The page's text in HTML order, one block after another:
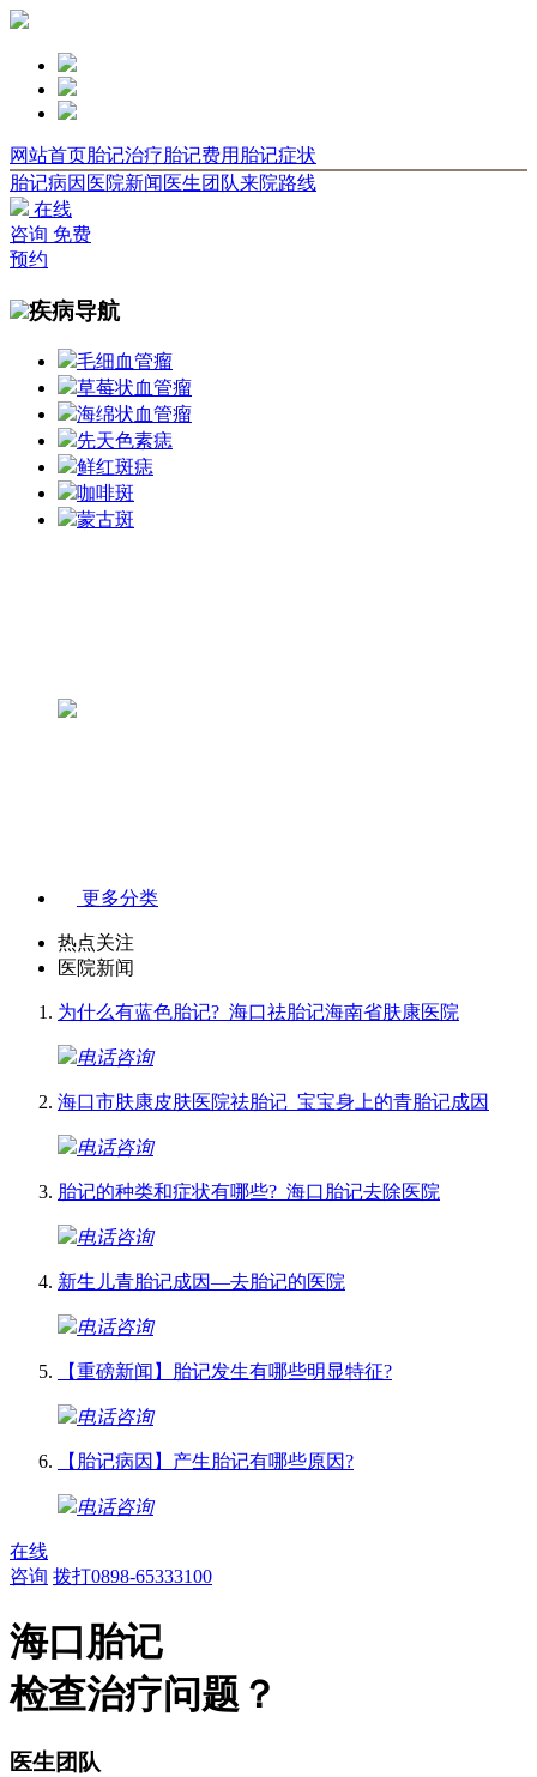
网站首页胎记治疗胎记费用 胎记症状
胎记病因 医院新闻 医生团队来院路线
在线
咨询 免费
预约
疾病导航
毛细血管瘤
草莓状血管瘤
海绵状血管瘤
先天色素痣
鲜红斑痣
咖啡斑
蒙古斑
更多分类
热点关注
医院新闻
为什么有蓝色胎记?_海口祛胎记海南省肤康医院
电话咨询
海口市肤康皮肤医院祛胎记_宝宝身上的青胎记成因
电话咨询
胎记的种类和症状有哪些?_海口胎记去除医院
电话咨询
新生儿青胎记成因—去胎记的医院
电话咨询
【重磅新闻】胎记发生有哪些明显特征?
电话咨询
【胎记病因】产生胎记有哪些原因?
电话咨询
在线
咨询 拨打0898-65333100
海口胎记
检查治疗问题？
医生团队